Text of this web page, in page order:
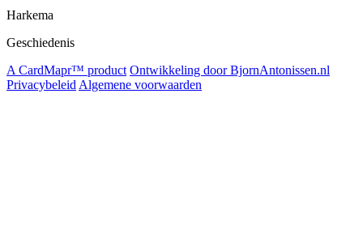
Harkema
Geschiedenis
A CardMapr™ product Ontwikkeling door BjornAntonissen.nl
Privacybeleid Algemene voorwaarden